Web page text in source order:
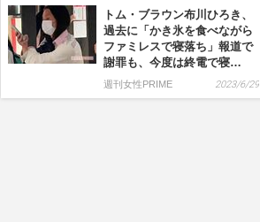
トム・ブラウン布川ひろき、
過去に「かき氷を食べながら
ファミレスで寝落ち」報道で
謝罪も、今度は終電で寝…
週刊女性PRIME 2023/6/29